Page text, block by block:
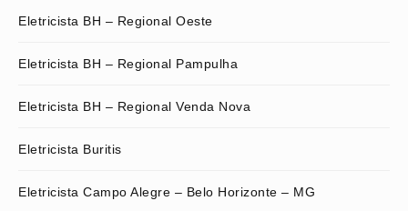
Eletricista BH – Regional Oeste
Eletricista BH – Regional Pampulha
Eletricista BH – Regional Venda Nova
Eletricista Buritis
Eletricista Campo Alegre – Belo Horizonte – MG